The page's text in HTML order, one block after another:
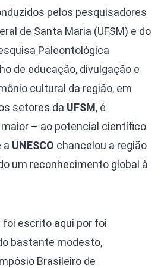
pelos pesquisadores
de Santa Maria (UFSM) e do
Paleontológica
de educação, divulgação e
cultural da região, em
setores da UFSM, é
– ao potencial científico
a UNESCO chancelou a região
um reconhecimento global à
foi escrito aqui por foi
bastante modesto,
Brasileiro de